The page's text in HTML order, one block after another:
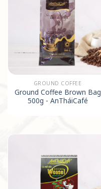
GROUND COFFEE
Ground Coffee Brown Bag
500g - AnTháiCafé